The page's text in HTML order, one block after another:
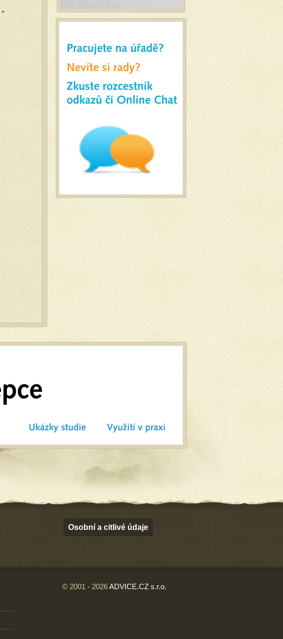
*
Osobní a citlivé údaje
© 2001 - 2026ADVICE.CZ s.r.o.